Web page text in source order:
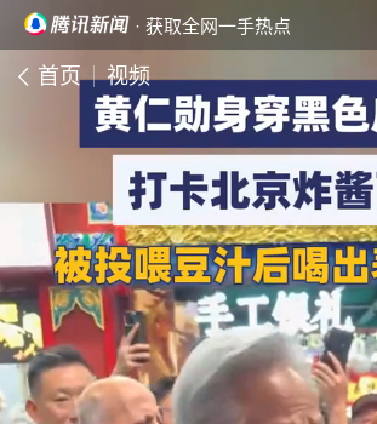
· 获取全网一手热点
首页 视频